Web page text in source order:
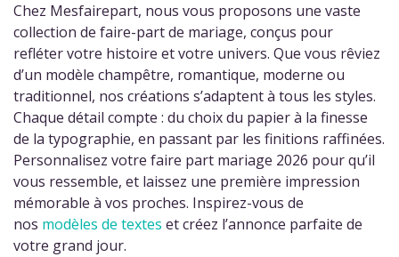
Chez Mesfairepart, nous vous proposons une vaste
collection de faire-part de mariage, conçus pour
refléter votre histoire et votre univers. Que vous rêviez
d’un modèle champêtre, romantique, moderne ou
traditionnel, nos créations s’adaptent à tous les styles.
Chaque détail compte : du choix du papier à la finesse
de la typographie, en passant par les finitions raffinées.
Personnalisez votre faire part mariage 2026 pour qu’il
vous ressemble, et laissez une première impression
mémorable à vos proches. Inspirez-vous de
nos modèles de textes et créez l’annonce parfaite de
votre grand jour.